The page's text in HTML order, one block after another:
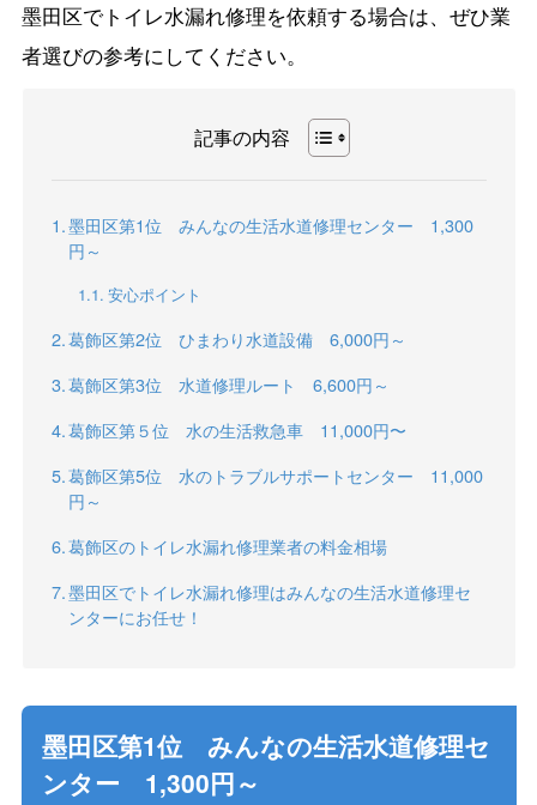
墨田区でトイレ水漏れ修理を依頼する場合は、ぜひ業
者選びの参考にしてください。
記事の内容
墨田区第1位 みんなの生活水道修理センター 1,300
円～
安心ポイント
葛飾区第2位 ひまわり水道設備 6,000円～
葛飾区第3位 水道修理ルート 6,600円～
葛飾区第５位 水の生活救急車 11,000円〜
葛飾区第5位 水のトラブルサポートセンター 11,000
円～
葛飾区のトイレ水漏れ修理業者の料金相場
墨田区でトイレ水漏れ修理はみんなの生活水道修理セ
ンターにお任せ！
墨田区第1位 みんなの生活水道修理セ
ンター 1,300円～